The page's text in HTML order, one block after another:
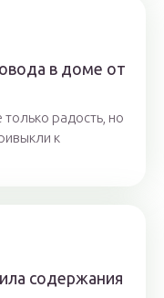
в доме от
радость, но
к
содержания